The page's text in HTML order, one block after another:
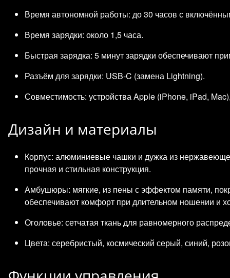
Время автономной работы: до 30 часов с
Время зарядки: около 1,5 часа.
Быстрая зарядка: 5 минут зарядки обеспечивают
Разъём для зарядки: USB‑C (замена Lightning).
Совместимость: устройства Apple (iPhone, iPad,
Дизайн и материалы
Корпус: алюминиевые чашки и дужка из
прочная и стильная конструкция.
Амбушюры: мягкие, из пены с эффектом памяти,
обеспечивают комфорт при длительном ношении и
Оголовье: сетчатая ткань для равномерного
Цвета: серебристый, космический серый, синий,